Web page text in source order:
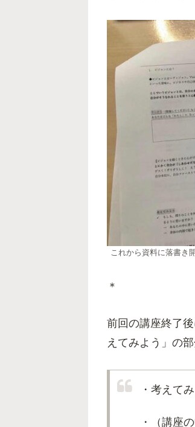
これから資料に落書き
＊
前回の講座終了
えてみよう」の部
・考えて
・（講座